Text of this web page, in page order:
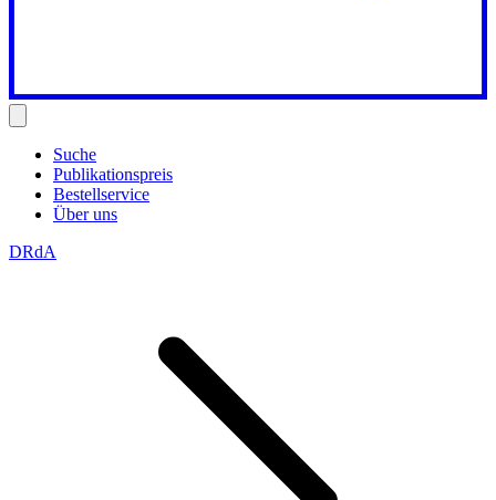
Suche
Publikationspreis
Bestellservice
Über uns
DRdA